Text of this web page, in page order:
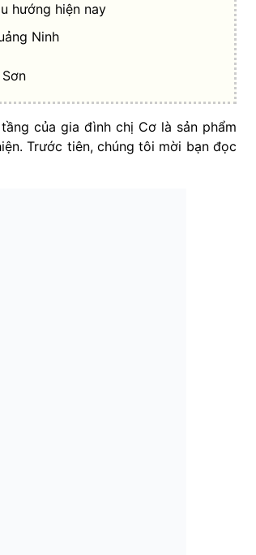
hướng hiện nay
Ninh
của gia đình chị Cơ là sản phẩm
Trước tiên, chúng tôi mời bạn đọc